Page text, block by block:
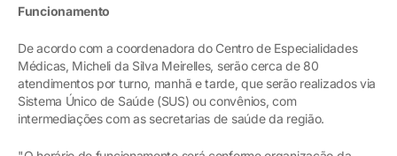
Funcionamento
De acordo com a coordenadora do Centro de Especialidades
Médicas, Micheli da Silva Meirelles, serão cerca de 80
atendimentos por turno, manhã e tarde, que serão realizados via
Sistema Único de Saúde (SUS) ou convênios, com
intermediações com as secretarias de saúde da região.